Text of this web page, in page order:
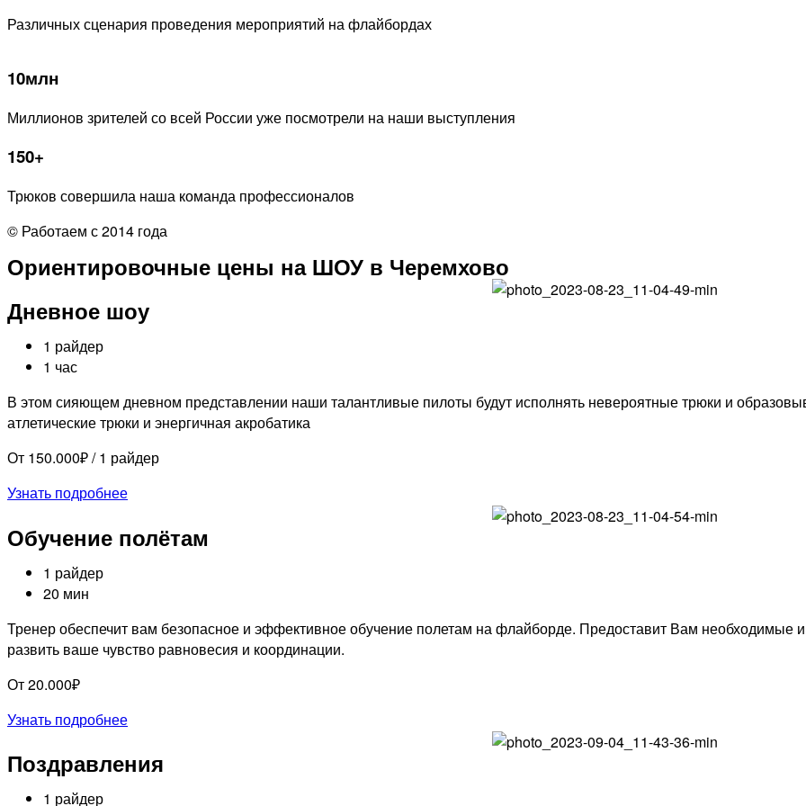
Различных сценария проведения мероприятий на флайбордах
10млн
Миллионов зрителей со всей России уже посмотрели на наши выступления
150+
Трюков совершила наша команда профессионалов
© Работаем с 2014 года
Ориентировочные цены на ШОУ в Черемхово
Дневное шоу
1 райдер
1 час
В этом сияющем дневном представлении наши талантливые пилоты будут исполнять невероятные трюки и
атлетические трюки и энергичная акробатика
От 150.000₽ / 1 райдер
Узнать подробнее
Обучение полётам
1 райдер
20 мин
Тренер обеспечит вам безопасное и эффективное обучение полетам на флайборде. Предоставит Вам необходимые
развить ваше чувство равновесия и координации.
От 20.000₽
Узнать подробнее
Поздравления
1 райдер